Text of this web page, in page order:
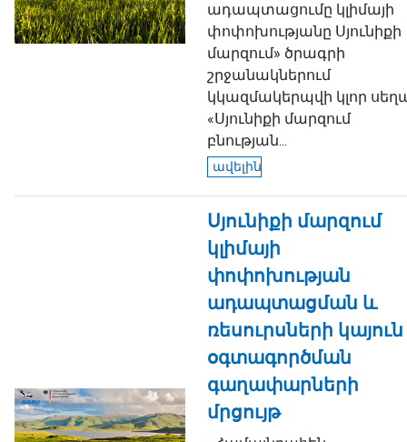
ադապտացումը կլիմայի
փոփոխությանը Սյունիքի
մարզում» ծրագրի
շրջանակներում
կկազմակերպվի կլոր
«Սյունիքի մարզում
բնության...
ավելին
Սյունիքի մարզում
կլիմայի
փոփոխության
ադապտացման և
ռեսուրսների կայուն
օգտագործման
գաղափարների
մրցույթ